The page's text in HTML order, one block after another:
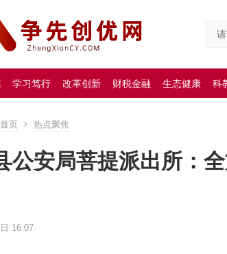
学习笃行 改革创新 财税金融 生态健康 科
首页 热点聚焦
公安局菩提派出所：
16:07